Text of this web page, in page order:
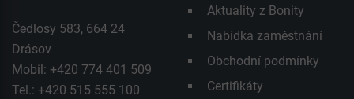
Čedlosy 583, 664 24
Drásov
Mobil: +420 774 401 509
Tel.: +420 515 555 100
Aktuality z Bonity
Nabídka zaměstnání
Obchodní podmínky
Certifikáty